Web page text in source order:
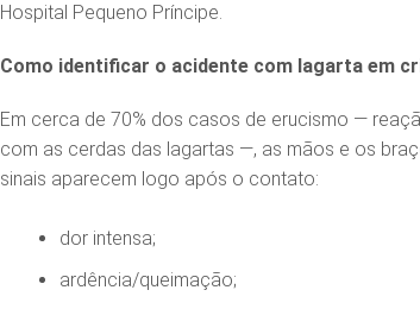
Hospital Pequeno Príncipe.
Como identificar o acidente com lagarta em
Em cerca de 70% dos casos de erucismo —
com as cerdas das lagartas —, as mãos e os
sinais aparecem logo após o contato:
dor intensa;
ardência/queimação;